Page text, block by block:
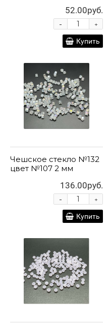
52.00руб.
+
-
Купить
Чешское стекло №132
цвет №107 2 мм
136.00руб.
+
-
Купить